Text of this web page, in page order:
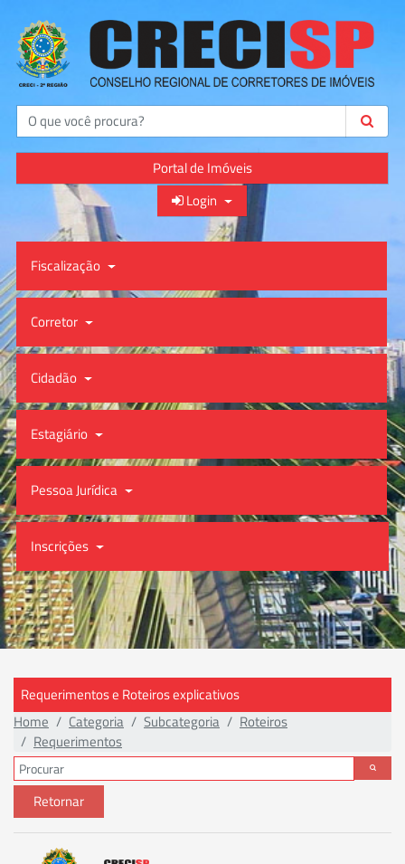
Buscar
Portal de Imóveis
Login
Fiscalização
Corretor
Cidadão
Estagiário
Pessoa Jurídica
Inscrições
Requerimentos e Roteiros explicativos
Home
Categoria Subcategoria
Roteiros
Requerimentos
Retornar